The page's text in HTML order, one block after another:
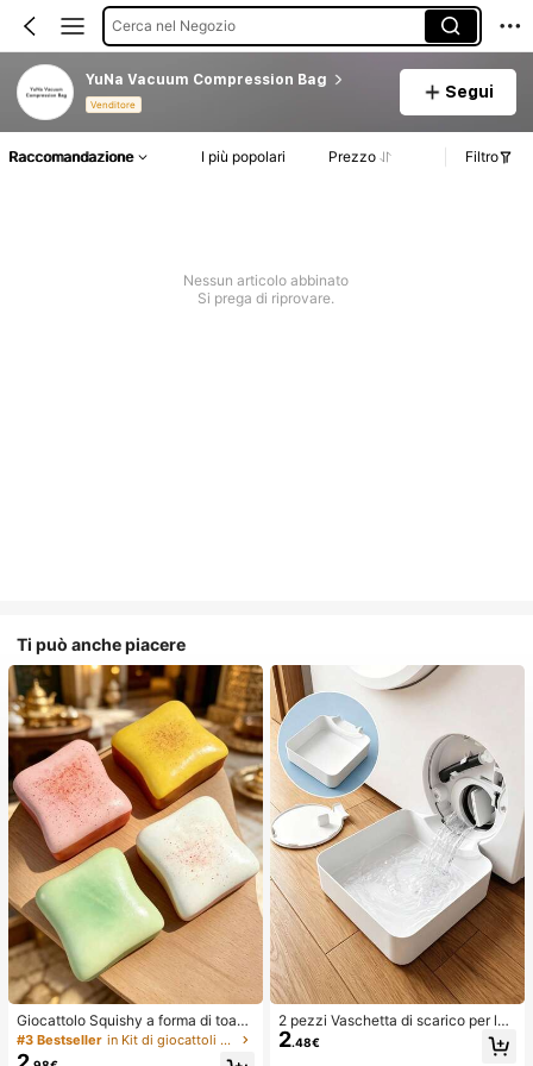
Cerca nel Negozio
YuNa Vacuum Compression Bag
Venditore
Segui
Raccomandazione I più popolari Prezzo Filtro
Nessun articolo abbinato
Si prega di riprovare.
Ti può anche piacere
Giocattolo Squishy a forma di toast
extra large, super morbido, giocattol
o antistress a forma di toast al burr
#3 Bestseller in Kit di giocattoli da viaggio Giocattoli da spre
2 pezzi Vaschetta di scarico per lav
atrice, Tappetino di protezione imp
ermeabile per pavimento della lava
2.48€